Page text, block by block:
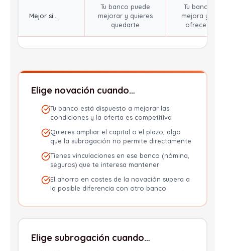
Mejor si…
Tu banco puede
mejorar y quieres
quedarte
Tu banco no
mejora y otro
ofrece más
Elige novación cuando…
Tu banco está dispuesto a mejorar las
condiciones y la oferta es competitiva
Quieres ampliar el capital o el plazo, algo
que la subrogación no permite directamente
Tienes vinculaciones en ese banco (nómina,
seguros) que te interesa mantener
El ahorro en costes de la novación supera a
la posible diferencia con otro banco
Elige subrogación cuando…